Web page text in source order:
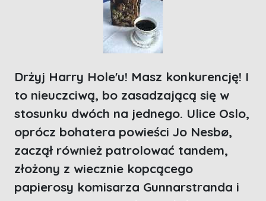
Drżyj Harry Hole'u! Masz konkurencję! I
to nieuczciwą, bo zasadzającą się w
stosunku dwóch na jednego. Ulice Oslo,
oprócz bohatera powieści Jo Nesbø,
zaczął również patrolować tandem,
złożony z wiecznie kopcącego
papierosy komisarza Gunnarstranda i